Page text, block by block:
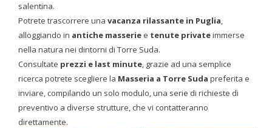
salentina.
Potrete trascorrere una vacanza rilassante in Puglia,
alloggiando in antiche masserie e tenute privateimmerse
nella natura nei dintorni di Torre Suda.
Consultate prezzi e last minute, grazie ad una semplice
ricerca potrete scegliere la Masseria a Torre Suda preferita e
inviare, compilando un solo modulo, una serie di richieste di
preventivo a diverse strutture, che vi contatteranno
direttamente.